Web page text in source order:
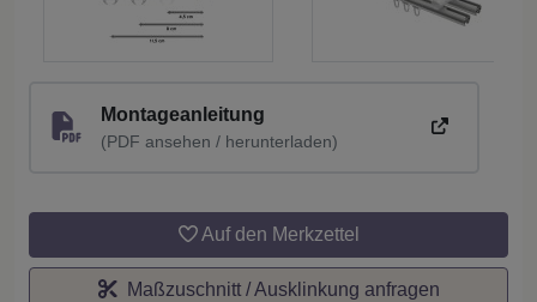
Montageanleitung
(PDF ansehen / herunterladen)
Auf den Merkzettel
Maßzuschnitt / Ausklinkung anfragen